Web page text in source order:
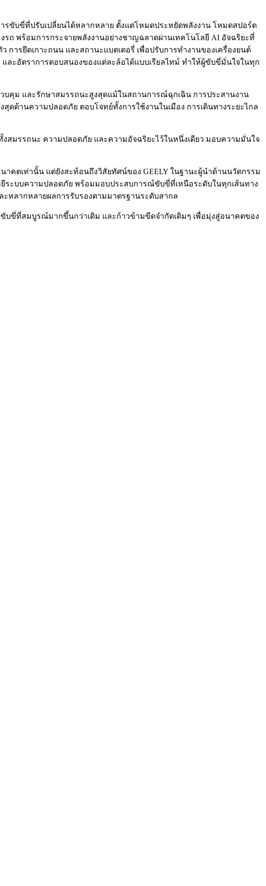
รขับขี่ที่ปรับเปลี่ยนได้หลากหลาย ตั้งแต่โหมดประหยัดพลังงาน โหมดสปอร์ต
พร้อมการกระจายพลังงานอย่างชาญฉลาดผ่านเทคโนโลยี AI อัจฉริยะที่
การยึดเกาะถนน และสถานะแบตเตอรี่ เพื่อปรับการทำงานของเครื่องยนต์
ละอัตราการตอบสนองของแต่ละล้อได้แบบเรียลไทม์ ทำให้ผู้ขับขี่มั่นใจในทุก
บคุม และรักษาสมรรถนะสูงสุดแม้ในสถานการณ์ฉุกเฉิน การประสานงาน
ด้านความปลอดภัย ตอบโจทย์ทั้งการใช้งานในเมือง การเดินทางระยะไกล
มรรถนะ ความปลอดภัย และความอัจฉริยะไว้ในหนึ่งเดียว มอบความมั่นใจ
าคตเท่านั้น แต่ยังสะท้อนถึงวิสัยทัศน์ของ GEELY ในฐานะผู้นำด้านนวัตกรรม
ระบบความปลอดภัย พร้อมมอบประสบการณ์ขับขี่ที่เหนือระดับในทุกเส้นทาง
หลากหลายผลการรับรองตามมาตรฐานระดับสากล
ขี่ที่สมบูรณ์มากขึ้นกว่าเดิม และก้าวข้ามขีดจำกัดเดิมๆ เพื่อมุ่งสู่อนาคตของ